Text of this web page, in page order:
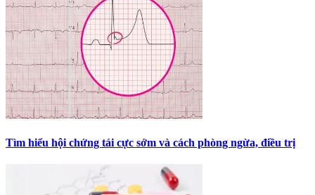
Tìm hiểu hội chứng tái cực sớm và cách phòng ngừa, điều trị